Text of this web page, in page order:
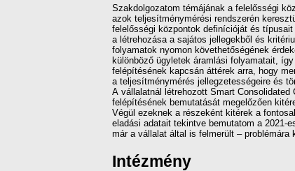
Szakdolgozatom témájának a felelősségi
azok teljesítménymérési rendszerén
felelősségi központok definícióját és
a létrehozása a sajátos jellegekből és
folyamatok nyomon követhetőségének
különböző ügyletek áramlási folyamatait,
felépítésének kapcsán áttérek arra, hogy
a teljesítménymérés jellegzetességeire és
A vállalatnál létrehozott Smart
felépítésének bemutatását megelőzően
Végül ezeknek a részeként kitérek a
eladási adatait tekintve bemutatom a 2021-
már a vállalat által is felmerült – problémára
Intézmény